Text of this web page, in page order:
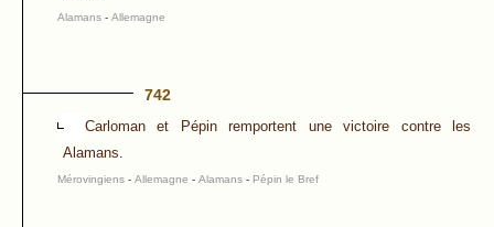
Alamans - Allemagne
742
Carloman et Pépin remportent une victoire contre les
Alamans.
Mérovingiens - Allemagne - Alamans - Pépin le Bref